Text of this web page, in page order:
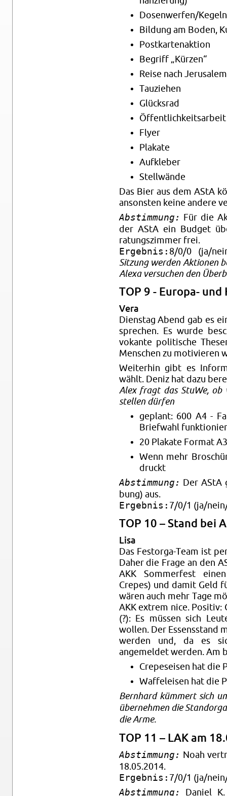
Dosen­wer­fen/
Bil­dung am Boden,
Postkarte­nak­tion
Be­griff „Kürzen“
Reise nach Jerusalem
Tauziehen
Glück­srad
Öffentlichkeit­sar­beit
Flyer
Plakate
Aufk­le­ber
Stellwände
Das Bier aus dem AStA
an­son­sten keine an­dere
Abstimmung:
Für die
der AStA ein Bud­get
ratungsz­im­mer frei.
Ergebnis: 8/0/0 (ja/
Sitzung wer­den Ak­tio­nen
Alexa ver­suchen den
TOP 9 - Eu­ropa-
Vera
Di­en­stag Abend gab es
sprechen. Es wurde
vokante poli­tis­che
Men­schen zu mo­tivieren
Weit­er­hin gibt es
wählt. Deniz hat dazu
Alex fragt das StuWe,
stellen dürfen
ge­plant: 600 A4 -
Briefwahl
20 Plakate For­mat
Wenn mehr
druckt
Abstimmung:
Der AStA
bung) aus.
Ergebnis: 7/0/1 (ja/
TOP 10 – Stand bei
Lisa
Das Fes­torga-Team ist
Daher die Frage an den
AKK Som­mer­fest
Crepes) und damit Geld
wären auch mehr Tage
AKK ex­trem nice. Pos­i­tiv:
(?): Es müssen sich
wollen. Der Es­sens­stand
wer­den und, da es
angemeldet wer­den. Am
Crepe­seisen hat die
Waf­feleisen hat die
Bern­hard kümmert sich
übernehmen die
die Arme.
TOP 11 – LAK am
Abstimmung:
Noah
18.05.2014.
Ergebnis: 7/0/1 (ja/
Abstimmung: Daniel